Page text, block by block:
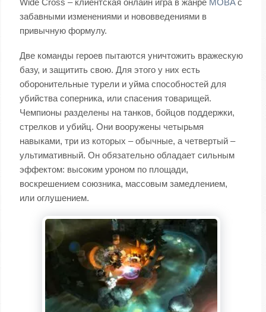
Wide Cross – клиентская онлайн игра в жанре MOBAс
забавными изменениями и нововведениями в
привычную формулу.
Две команды героев пытаются уничтожить вражескую
базу, и защитить свою. Для этого у них есть
оборонительные турели и уйма способностей для
убийства соперника, или спасения товарищей.
Чемпионы разделены на танков, бойцов поддержки,
стрелков и убийц. Они вооружены четырьмя
навыками, три из которых – обычные, а четвертый –
ультимативный. Он обязательно обладает сильным
эффектом: высоким уроном по площади,
воскрешением союзника, массовым замедлением,
или оглушением.